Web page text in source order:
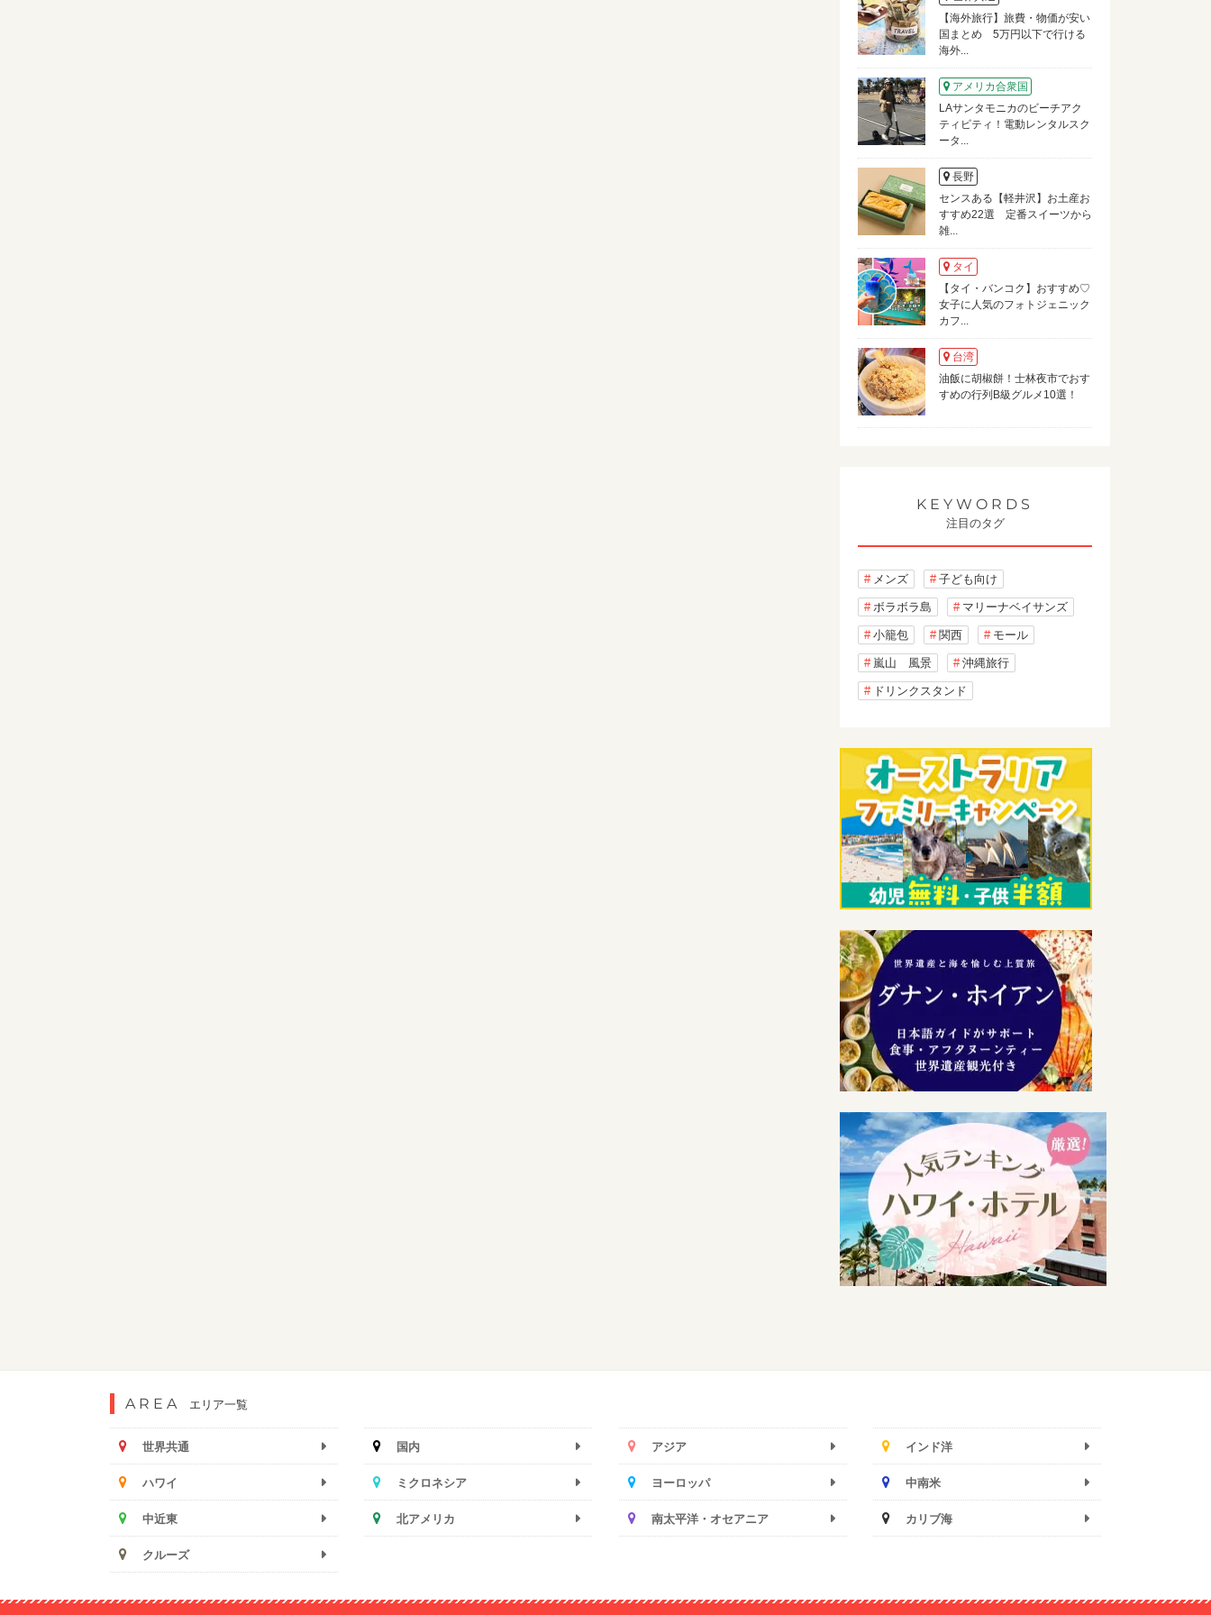
【海外旅行】旅費・物価が安い
国まとめ 5万円以下で行ける
海外...
アメリカ合衆国
LAサンタモニカのビーチアク
ティビティ！電動レンタルスク
ータ...
長野
センスある【軽井沢】お土産お
すすめ22選 定番スイーツから
雑...
タイ
【タイ・バンコク】おすすめ♡
女子に人気のフォトジェニック
カフ...
台湾
油飯に胡椒餅！士林夜市でおす
すめの行列B級グルメ10選！
KEYWORDS
注目のタグ
メンズ 子ども向け
ボラボラ島 マリーナベイサンズ
小籠包 関西 モール
嵐山 風景 沖縄旅行
ドリンクスタンド
AREA エリア一覧
世界共通 国内 アジア インド洋
ハワイ ミクロネシア ヨーロッパ 中南米
中近東 北アメリカ 南太平洋・オセアニア カリブ海
クルーズ